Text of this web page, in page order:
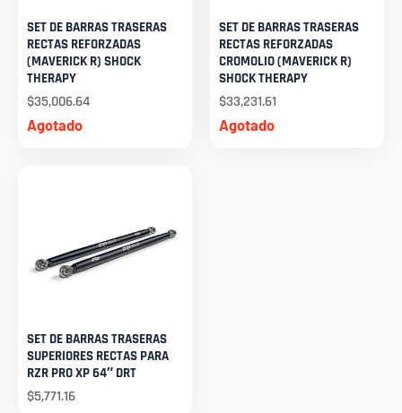
Agotado
SET DE BARRAS TRASERAS
RECTAS REFORZADAS
(MAVERICK R) SHOCK
THERAPY
$35,006.64
Agotado
SET DE BARRAS TRASERAS
RECTAS REFORZADAS
CROMOLIO (MAVERICK R)
SHOCK THERAPY
$33,231.61
SET DE BARRAS TRASERAS
SUPERIORES RECTAS PARA
RZR PRO XP 64″ DRT
$5,771.16